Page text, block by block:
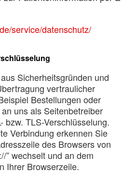
service/datenschutz/
Sicherheitsgründen und
vertraulicher
Bestellungen oder
uns als Seitenbetreiber
bzw. TLS-Verschlüsselung.
Verbindung erkennen Sie
des Browsers von
” wechselt und an dem
Ihrer Browserzeile.